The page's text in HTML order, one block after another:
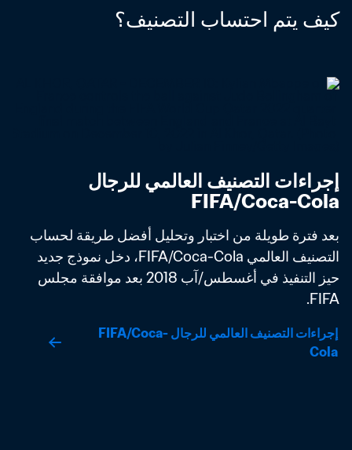
كيف يتم احتساب التصنيف؟
FIFA/Coca-Cola
FIFA.
إجراءات التصنيف العالمي للرجال FIFA/Coca-
Cola